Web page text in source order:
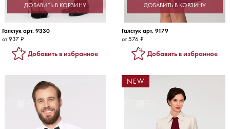
ДОБАВИТЬ В КОРЗИНУ
Галстук арт. 9330
от 937 ₽
Добавить в избранное
ДОБАВИТЬ В КОРЗИНУ
Галстук арт. 9179
от 576 ₽
Добавить в избранное
NEW